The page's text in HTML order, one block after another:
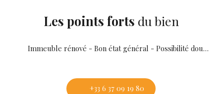
Les points forts du bien
Immeuble rénové - Bon état général - Possibilité double stationnement / DPE D
+33 6 37 09 19 80